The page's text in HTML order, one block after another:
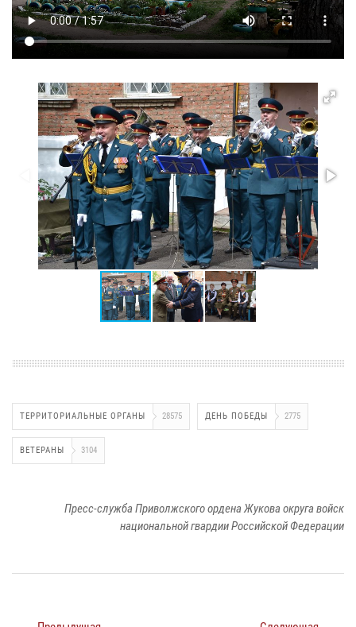
ТЕРРИТОРИАЛЬНЫЕ ОРГАНЫ 28575 ДЕНЬ ПОБЕДЫ 2775
ВЕТЕРАНЫ 3104
Пресс-служба Приволжского ордена Жукова округа войск
национальной гвардии Российской Федерации